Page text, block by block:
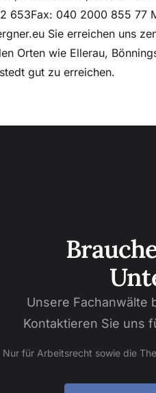
653Fax: 040 2000 855 77
Sie erreichen uns
Orten wie Ellerau,
gut zu erreichen.
Unsere Fachanwälte
Kontaktieren Sie uns
Nur für Arbeitsrecht sowie die